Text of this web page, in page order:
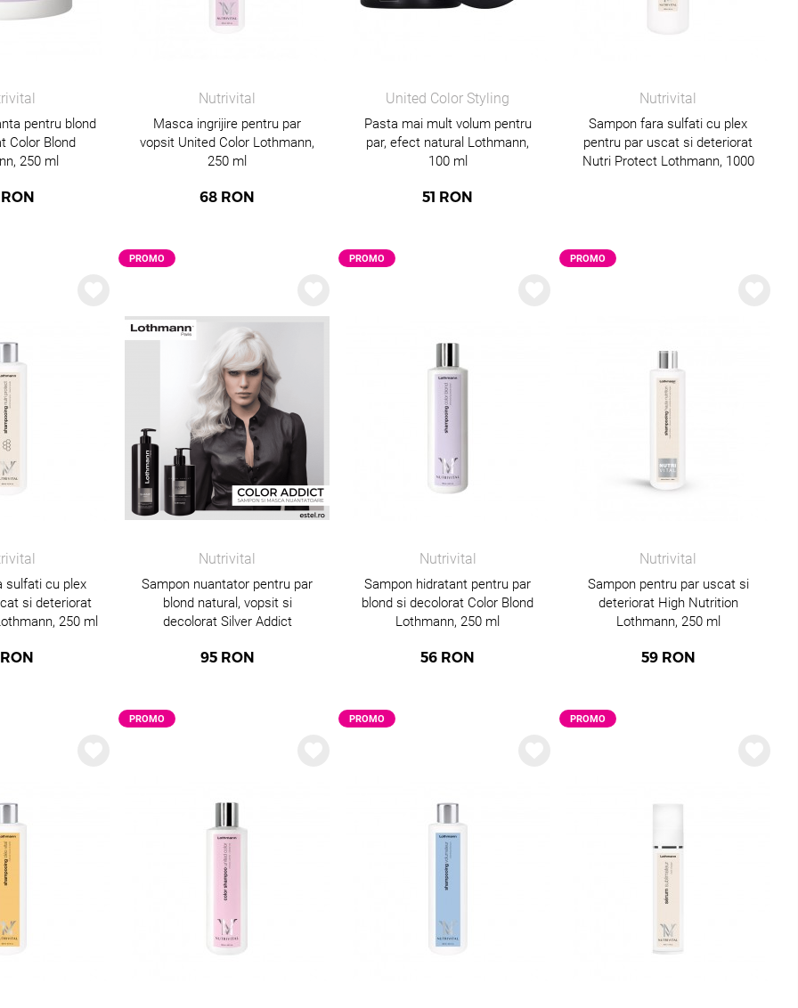
pentru blond
Color Blond
250 ml
RON
Nutrivital
Masca ingrijire pentru par
vopsit United Color Lothmann,
250 ml
68 RON
United Color Styling
Pasta mai mult volum pentru
par, efect natural Lothmann,
100 ml
51 RON
Nutrivital
Sampon fara sulfati cu plex
pentru par uscat si deteriorat
Nutri Protect Lothmann, 1000
sulfati cu plex
si deteriorat
250 ml
RON
Nutrivital
Sampon nuantator pentru par
blond natural, vopsit si
decolorat Silver Addict
95 RON
PROMO
Nutrivital
Sampon hidratant pentru par
blond si decolorat Color Blond
Lothmann, 250 ml
56 RON
PROMO
Nutrivital
Sampon pentru par uscat si
deteriorat High Nutrition
Lothmann, 250 ml
59 RON
PROMO
PROMO PROMO PROMO